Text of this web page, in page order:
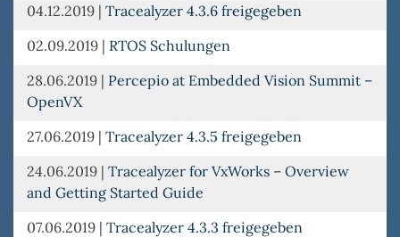
04.12.2019 | Tracealyzer 4.3.6 freigegeben
02.09.2019 | RTOS Schulungen
28.06.2019 | Percepio at Embedded Vision Summit –
OpenVX
27.06.2019 | Tracealyzer 4.3.5 freigegeben
24.06.2019 | Tracealyzer for VxWorks – Overview
and Getting Started Guide
07.06.2019 | Tracealyzer 4.3.3 freigegeben